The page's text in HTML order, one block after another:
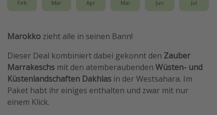
Weitere Themen
Reise Journal
Rundreisen in Thailand
Bahnreisen in der Schweiz
Reisepassfreie Reiseziele
Feb Mär Apr Mai Jun Jul
Marokko zieht alle in seinen Bann!
Dieser Deal kombiniert dabei gekonnt den Zauber
Marrakeschs mit den atemberaubenden Wüsten- und
Küstenlandschaften Dakhlas in der Westsahara. Im
Paket habt ihr einiges enthalten und zwar mit nur
einem Klick.